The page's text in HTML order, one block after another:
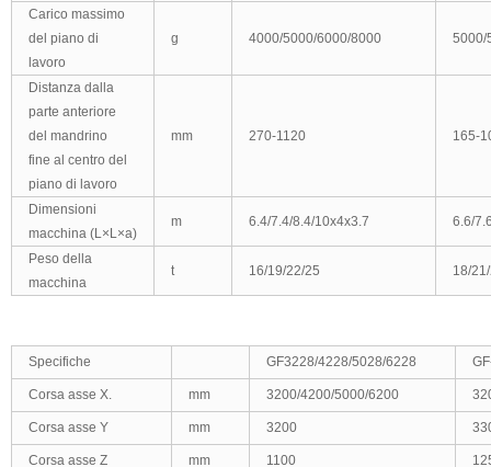
Carico massimo
del piano di
lavoro
g 4000/5000/6000/8000 5000/
Distanzadalla
parte anteriore
del mandrino
fine al centro del
piano di lavoro
mm 270-1120 165-
Dimensioni
macchina(L×L×a)
m 6.4/7.4/8.4/10x4x3.7 6.6/
Peso della
macchina
t 16/19/22/25 18/
Specifiche GF3228/4228/5028/6228
Corsa asse X. mm 3200/4200/5000/6200
Corsa asse Y mm 3200
Corsa asse Z mm 1100